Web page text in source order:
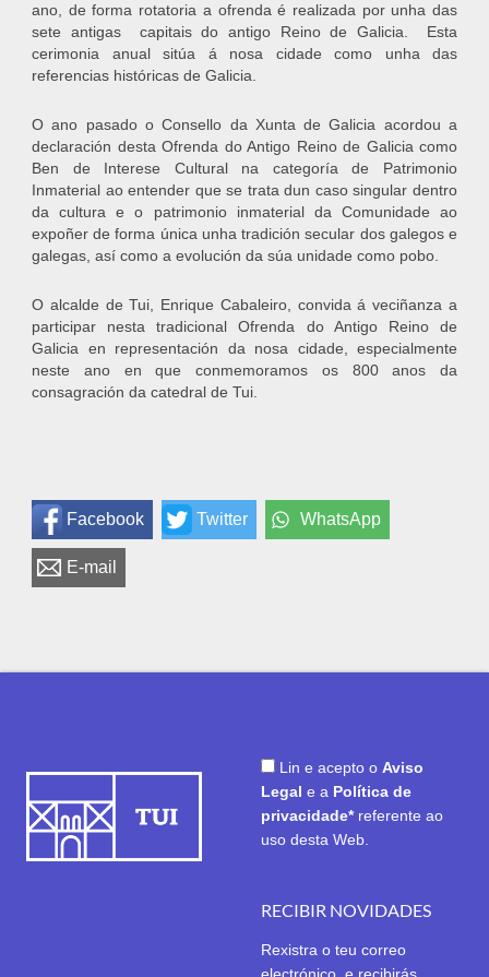
ano, de forma rotatoria a ofrenda é realizada por unha das
sete antigas capitais do antigo Reino de Galicia. Esta
cerimonia anual sitúa á nosa cidade como unha das
referencias históricas de Galicia.
O ano pasado o Consello da Xunta de Galicia acordou a
declaración desta Ofrenda do Antigo Reino de Galicia como
Ben de Interese Cultural na categoría de Patrimonio
Inmaterial ao entender que se trata dun caso singular dentro
da cultura e o patrimonio inmaterial da Comunidade ao
expoñer de forma única unha tradición secular dos galegos e
galegas, así como a evolución da súa unidade como pobo.
O alcalde de Tui, Enrique Cabaleiro, convida á veciñanza a
participar nesta tradicional Ofrenda do Antigo Reino de
Galicia en representación da nosa cidade, especialmente
neste ano en que conmemoramos os 800 anos da
consagración da catedral de Tui.
Facebook Twitter WhatsApp
E-mail
Lin e acepto o Aviso
Legal e a Política de
privacidade* referente ao
uso desta Web.
RECIBIR NOVIDADES
Rexistra o teu correo